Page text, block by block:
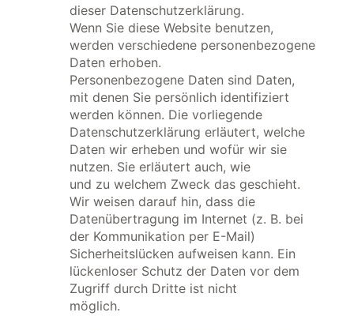
dieser Datenschutzerklärung.
Wenn Sie diese Website benutzen,
werden verschiedene personenbezogene
Daten erhoben.
Personenbezogene Daten sind Daten,
mit denen Sie persönlich identifiziert
werden können. Die vorliegende
Datenschutzerklärung erläutert, welche
Daten wir erheben und wofür wir sie
nutzen. Sie erläutert auch, wie
und zu welchem Zweck das geschieht.
Wir weisen darauf hin, dass die
Datenübertragung im Internet (z. B. bei
der Kommunikation per E-Mail)
Sicherheitslücken aufweisen kann. Ein
lückenloser Schutz der Daten vor dem
Zugriff durch Dritte ist nicht
möglich.